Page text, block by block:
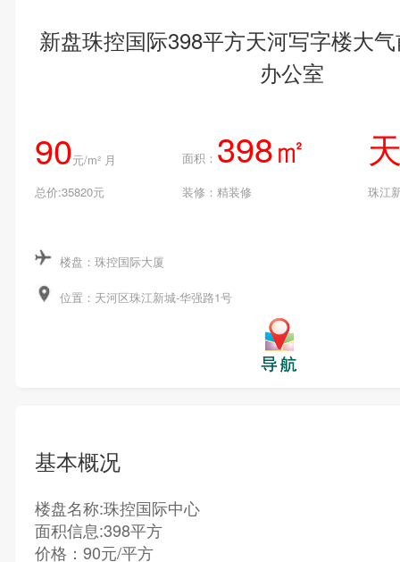
新盘珠控国际398平方天河写字楼大
办公室
90元/m² 月 面积： 398㎡
总价:35820元 装修：精装修 珠江
楼盘：珠控国际大厦
位置：天河区珠江新城-华强路1号
基本概况
楼盘名称:珠控国际中心
面积信息:398平方
价格：90元/平方